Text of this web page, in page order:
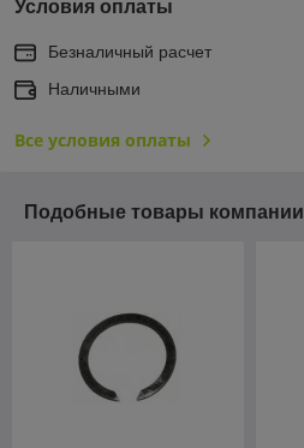
Условия оплаты
Безналичный расчет
Наличными
Все условия оплаты
Подобные товары компании